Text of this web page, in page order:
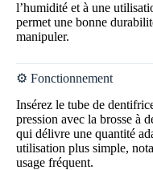
l’humidité et à une
permet une bonne
manipuler.
⚙️ Fonctionnement
Insérez le tube de
pression avec la brosse à
qui délivre une quantité
utilisation plus simple,
usage fréquent.